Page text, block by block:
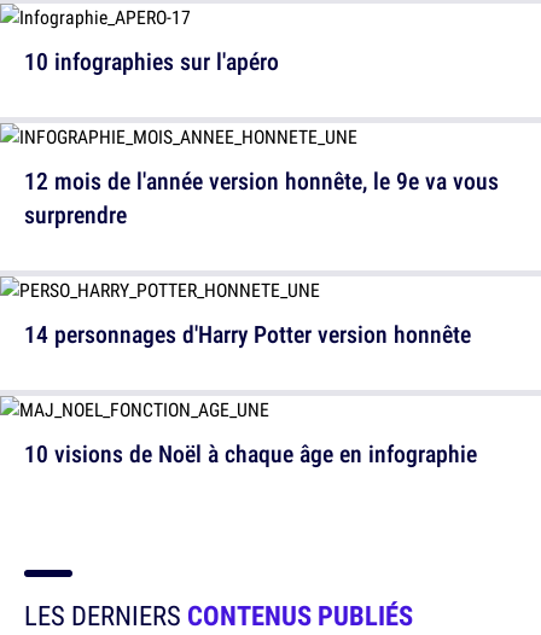
12 mois de l'année version honnête, le 9e va vous
surprendre
10 visions de Noël à chaque âge en infographie
10 infographies sur l'apéro
14 personnages d'Harry Potter version honnête
LES DERNIERS CONTENUS PUBLIÉS